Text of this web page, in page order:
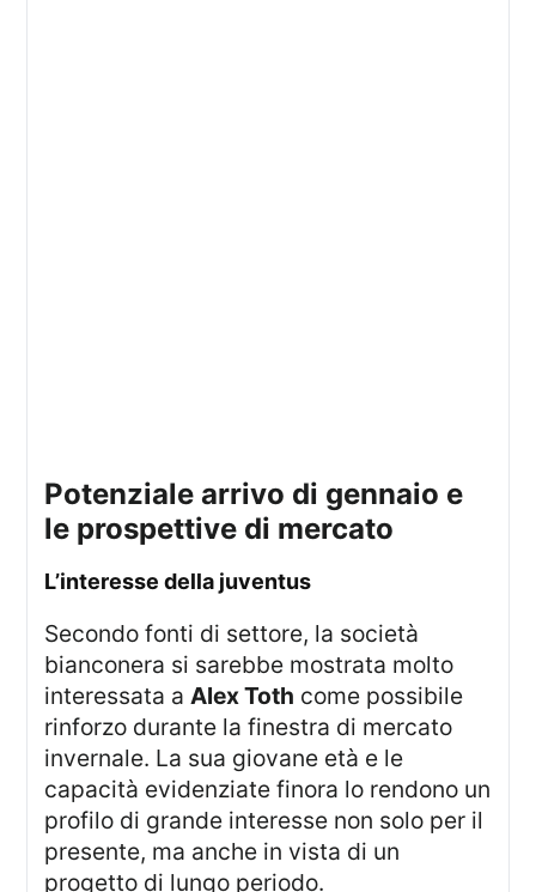
potenziale arrivo di gennaio e
le prospettive di mercato
l’interesse della juventus
Secondo fonti di settore, la società
bianconera si sarebbe mostrata molto
interessata a Alex Toth come possibile
rinforzo durante la finestra di mercato
invernale. La sua giovane età e le
capacità evidenziate finora lo rendono un
profilo di grande interesse non solo per il
presente, ma anche in vista di un
progetto di lungo periodo.